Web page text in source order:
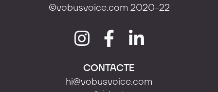
©vobusvoice.com 2020-22
CONTACTE
hi@vobusvoice.com